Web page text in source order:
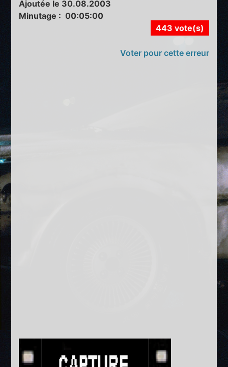
Ajoutée le 30.08.2003
Minutage : 00:05:00
443 vote(s)
Voter pour cette erreur